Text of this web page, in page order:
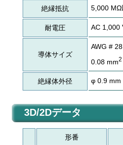
絶縁抵抗 5,000 MΩ
耐電圧 AC 1,000
導体サイズ
AWG #
0.08 mm2
絶縁体外径 φ 0.9 mm
3D/2Dデータ
形番